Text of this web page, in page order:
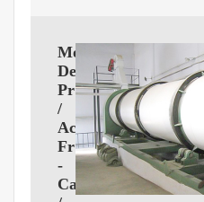
Molino
De
Prensa
/
Aceite
Frío
-
Caliente